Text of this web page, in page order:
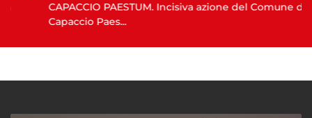
CAPACCIO PAESTUM. Incisiva azione del Comune di
Capaccio Paes...